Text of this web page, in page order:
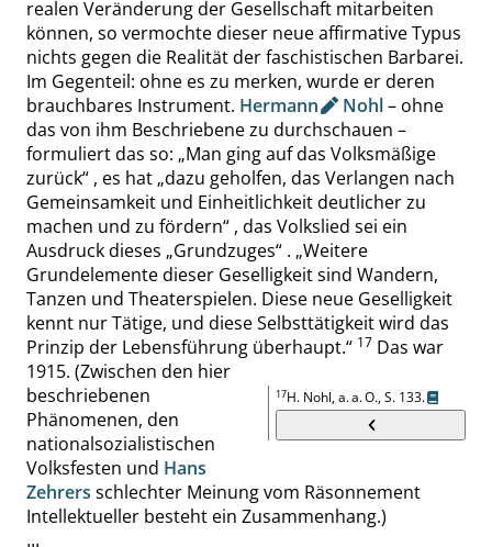
realen Veränderungder Gesellschaft mitarbeiten
können, so vermochte dieser neue affirmative Typus
nichts gegen die Realität der faschistischen Barbarei.
Im Gegenteil: ohne es zu merken, wurde er deren
brauchbares Instrument. Hermann Nohl– ohne
das von ihm Beschriebene zu durchschauen –
formuliertdas so: „Man ging auf das Volksmäßige
zurück“ , es hat „dazu geholfen, das Verlangen nach
Gemeinsamkeit und Einheitlichkeit deutlicher zu
machen und zu fördern“ , das Volkslied sei ein
Ausdruck dieses „Grundzuges“ . „Weitere
Grundelemente dieser Geselligkeit sind Wandern,
Tanzen und Theaterspielen. Diese neue Geselligkeit
kennt nur Tätige, und diese Selbsttätigkeit wird das
Prinzip der Lebensführung überhaupt.“ 17
17H. Nohl, a. a. O.,S. 133.
Das war
1915. (Zwischen den hier
beschriebenen
Phänomenen, den
nationalsozialistischen
Volksfesten und Hans
Zehrers schlechter Meinungvom Räsonnement
Intellektueller besteht ein Zusammenhang.)